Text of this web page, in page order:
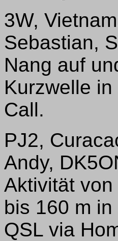
3W,
Sebastian,
Nang auf
Kurzwelle
Call.
PJ2,
Andy,
Aktivität
bis 160 m
QSL via